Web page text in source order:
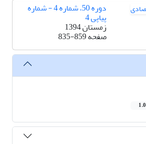
دوره 50، شماره 4 - شماره
پیاپی 4
زمستان 1394
صفحه835-859